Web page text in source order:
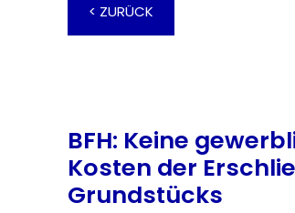
< ZURÜCK
BFH: Keine
Kosten der
Grundstücks